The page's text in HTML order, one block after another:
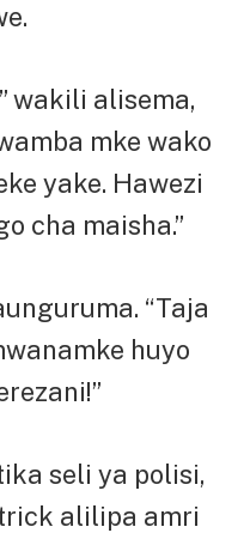
wakili alisema,
mke wako
yake. Hawezi
cha maisha.”
“Taja
huyo
seli ya polisi,
alilipa amri